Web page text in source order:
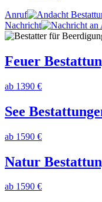
Anruf
Nachricht
Feuer
ab 1390 €
See
ab 1590 €
Natur
ab 1590 €